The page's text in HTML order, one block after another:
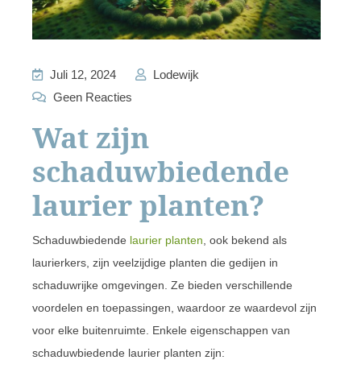
Juli 12, 2024
Lodewijk
Geen Reacties
Wat zijn
schaduwbiedende
laurier planten?
Schaduwbiedende laurier planten , ook bekend als
laurierkers, zijn veelzijdige planten die gedijen in
schaduwrijke omgevingen. Ze bieden verschillende
voordelen en toepassingen, waardoor ze waardevol zijn
voor elke buitenruimte. Enkele eigenschappen van
schaduwbiedende laurier planten zijn: